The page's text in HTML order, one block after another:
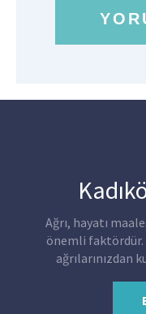
Ağrı, hayatı
önemli faktördür.
ağrılarınızdan